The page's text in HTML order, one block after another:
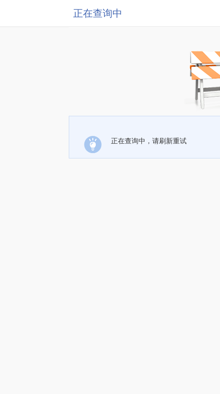
正在查询中
正在查询中，请刷新重试